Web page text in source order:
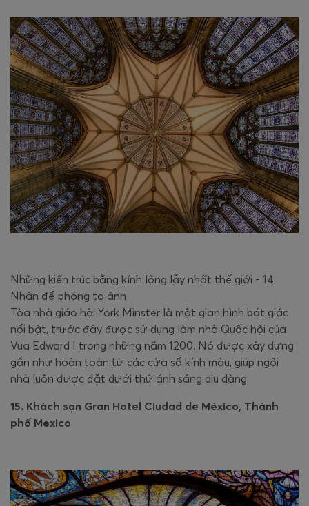
Những kiến trúc bằng kính lộng lẫy nhất thế giới - 14
Nhấn để phóng to ảnh
Tòa nhà giáo hội York Minster là một gian hình bát giác
nổi bật, trước đây được sử dụng làm nhà Quốc hội của
Vua Edward I trong những năm 1200. Nó được xây dựng
gần như hoàn toàn từ các cửa sổ kính màu, giúp ngôi
nhà luôn được đặt dưới thứ ánh sáng dịu dàng.
15. Khách sạn Gran Hotel Ciudad de México, Thành
phố Mexico